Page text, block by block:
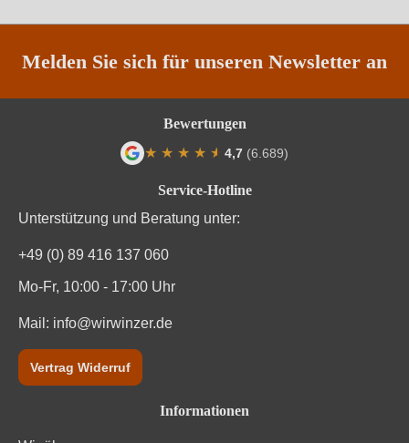
Melden Sie sich für unseren Newsletter an
Service-Hotline
Unterstützung und Beratung unter:
+49 (0) 89 416 137 060
Mo-Fr, 10:00 - 17:00 Uhr
Mail: info@wirwinzer.de
Vertrag Widerruf
Informationen
Bewertungen
★ ★ ★ ★ ★
★ 4,7 (6.689)